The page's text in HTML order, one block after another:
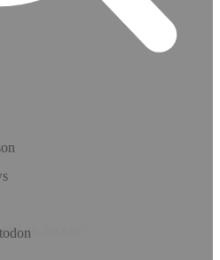
Hol dir die App!